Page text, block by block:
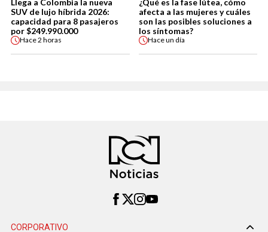
SUV de lujo híbrida 2026:
capacidad para 8 pasajeros
por $249.990.000
Hace2 horas
afecta a las mujeres y cuáles
son las posibles soluciones a
los síntomas?
Haceun día
CORPORATIVO